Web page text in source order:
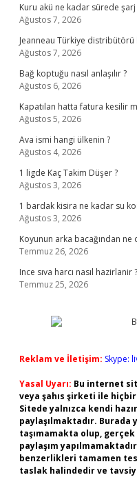
Kuru akü ne kadar sürede
Ağustos 7, 2026
Jeanneau Türkiye distribütörü
Ağustos 7, 2026
Bağ koptuğu nasıl anlaşılır ?
Ağustos 6, 2026
Kapatılan hatta fatura kesilir
Ağustos 5, 2026
Ava ismi hangi ülkenin ?
Ağustos 4, 2026
1 ligde Kaç Takim Düşer ?
Ağustos 3, 2026
1 bardak kisira ne kadar su
Ağustos 3, 2026
Koyunun arka bacağından ne
Temmuz 26, 2026
Ince sıva harcı nasıl hazirlanir ?
Temmuz 25, 2026
Reklam ve İletişim: Skype:
Yasal Uyarı: Bu internet
veya şahıs şirketi ile
Sitede yalnızca kendi
paylaşılmaktadır.
taşımamakta olup,
paylaşım
benzerlikleri tamamen
taslak halindedir ve